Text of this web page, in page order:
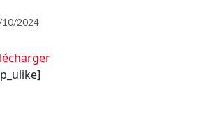
2024